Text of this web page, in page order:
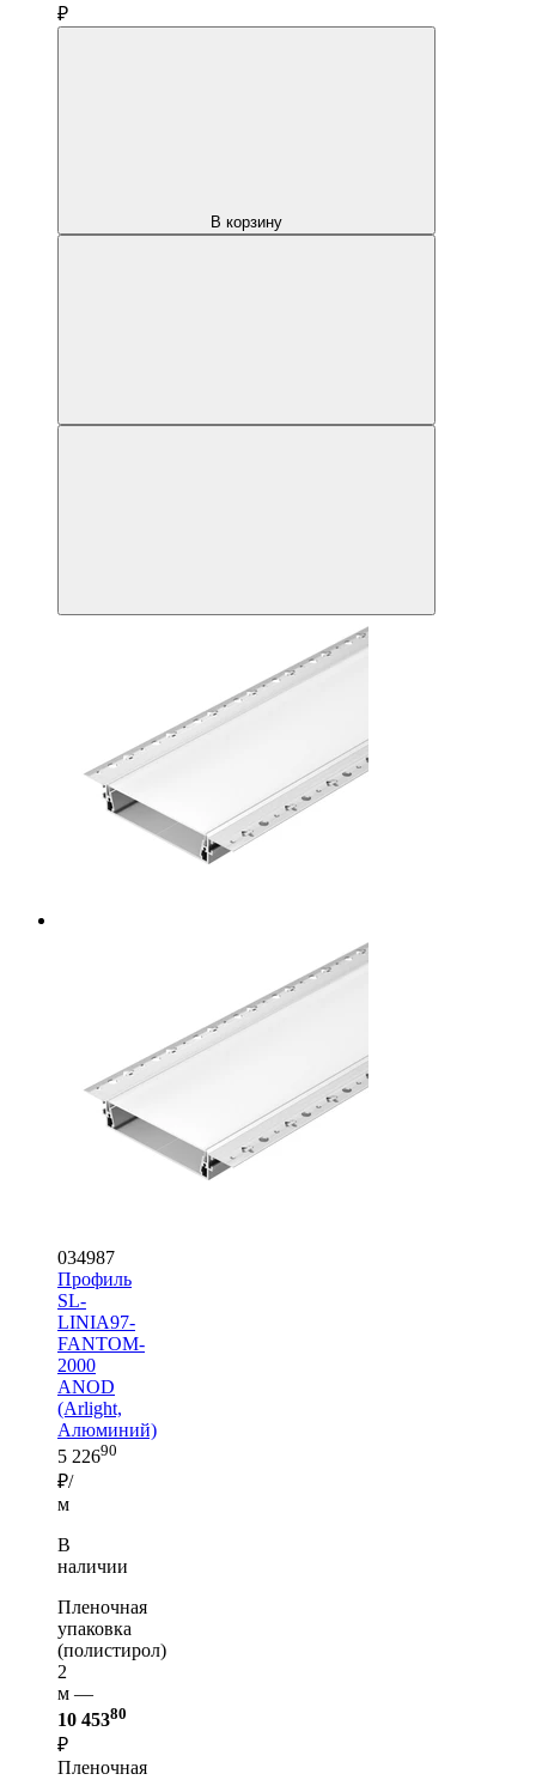
₽
В корзину
034987
Профиль
SL-
LINIA97-
FANTOM-
2000
ANOD
(Arlight,
Алюминий)
5 22690
₽/
м
В
наличии
Пленочная
упаковка
(полистирол)
2
м —
10 45380
₽
Пленочная